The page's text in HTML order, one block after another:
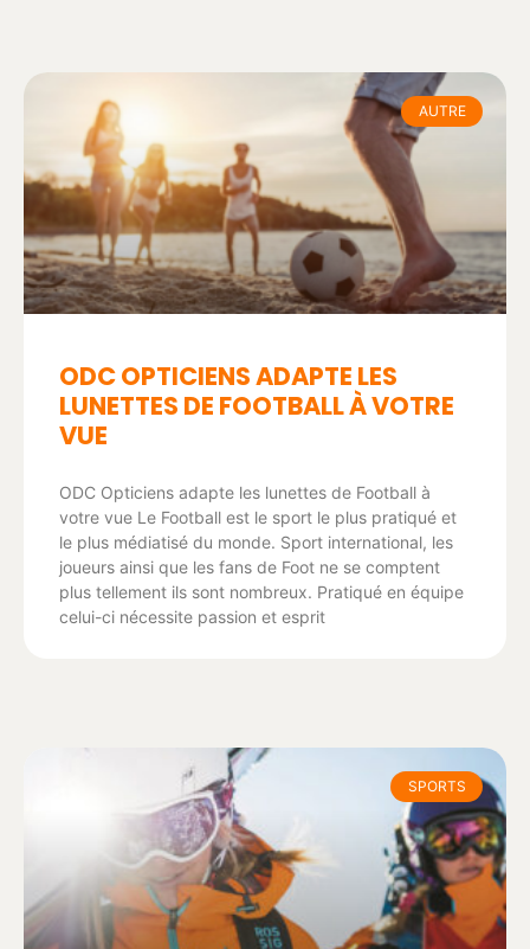
AUTRE
ODC OPTICIENS ADAPTE LES
LUNETTES DE FOOTBALL À VOTRE
VUE
ODC Opticiens adapte les lunettes de Football à
votre vue Le Football est le sport le plus pratiqué et
le plus médiatisé du monde. Sport international, les
joueurs ainsi que les fans de Foot ne se comptent
plus tellement ils sont nombreux. Pratiqué en équipe
celui-ci nécessite passion et esprit
SPORTS